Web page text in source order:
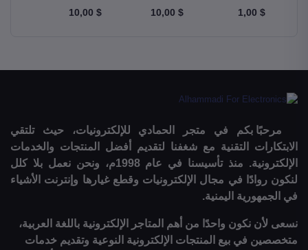
Ardunio Mega
2560
$ 1,00
Robotics Car
$ 10,00
Robot Car
$ 10,00
مرحبًا بكم في متجر الحمادي للإلكترونيات، حيث تلتقي
الابتكارات التقنية مع شغفنا لتقديم أفضل المنتجات والخدمات
الإلكترونية. منذ تأسيسنا في عام 1998م، ونحن نعمل بلا كلل
لنكون روادًا في مجال الإلكترونيات وقطع غيارها وإنترنت الأشياء
في الجمهورية اليمنية.
نسعى لأن نكون واحدًا من أهم المتاجر الإلكترونية باللغة العربية،
متخصصين في بيع المنتجات الإلكترونية النوعية وتقديم خدمات